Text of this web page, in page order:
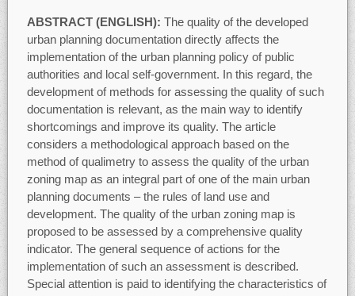
ABSTRACT (ENGLISH): The quality of the developed
urban planning documentation directly affects the
implementation of the urban planning policy of public
authorities and local self-government. In this regard, the
development of methods for assessing the quality of such
documentation is relevant, as the main way to identify
shortcomings and improve its quality. The article
considers a methodological approach based on the
method of qualimetry to assess the quality of the urban
zoning map as an integral part of one of the main urban
planning documents – the rules of land use and
development. The quality of the urban zoning map is
proposed to be assessed by a comprehensive quality
indicator. The general sequence of actions for the
implementation of such an assessment is described.
Special attention is paid to identifying the characteristics of